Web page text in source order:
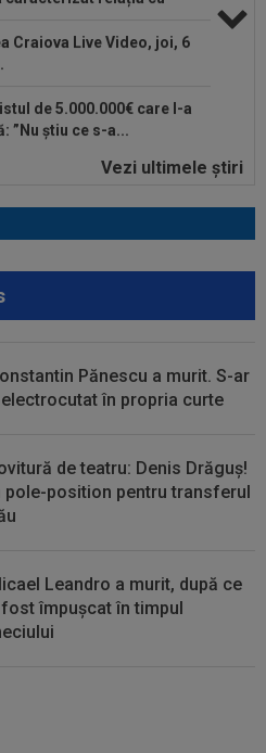
Craiova Live Video, joi, 6
de 5.000.000€ care l-a
”Nu știu ce s-a...
a semnat cu Real
cluburilor 215 milioane de
al...
despre transferul lui
la scor în fața Franței,
fost...
Vezi ultimele ştiri
Pănescu a murit. S-ar
în propria curte
de teatru: Denis Drăguș!
pole-position pentru transferul
Leandro a murit, după ce
împușcat în timpul